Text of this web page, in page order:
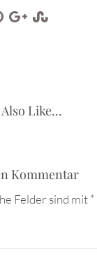
Like...
Kommentar
Felder sind mit*